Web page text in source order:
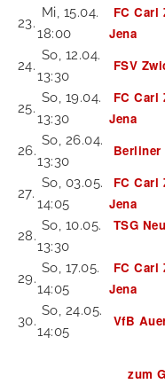
23.
Mi, 15.04.
18:00
FC Carl
Jena
24.
So, 12.04.
13:30
FSV
25.
So, 19.04.
13:30
FC Carl
Jena
26.
So, 26.04.
13:30
Berliner
27.
So, 03.05.
14:05
FC Carl
Jena
28.
So, 10.05.
13:30
TSG
29.
So, 17.05.
14:05
FC Carl
Jena
30.
So, 24.05.
14:05
VfB
zum